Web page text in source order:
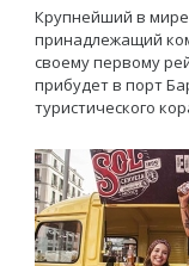
Крупнейший в
принадлежащий
своему первому
прибудет в порт
туристического